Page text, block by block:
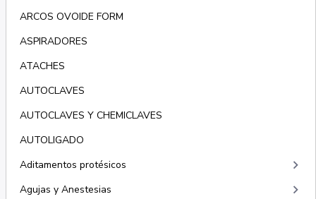
ARCOS OVOIDE FORM
ASPIRADORES
ATACHES
AUTOCLAVES
AUTOCLAVES Y CHEMICLAVES
AUTOLIGADO
Aditamentos protésicos
keyboard_arrow_right
Agujas y Anestesias keyboard_arrow_right